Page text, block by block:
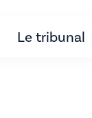
Le tribunal